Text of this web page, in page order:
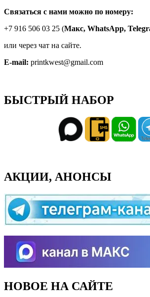
Связаться с нами можно по номеру:
+7 916 506 03 25 (Макс, WhatsApp,
или через чат на сайте.
E-mail: printkwest@gmail.com
БЫСТРЫЙ НАБОР
АКЦИИ, АНОНСЫ
НОВОЕ НА САЙТЕ